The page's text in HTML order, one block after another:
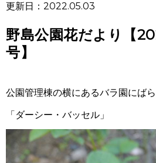
更新日：2022.05.03
野島公園花だより【
号】
公園管理棟の横にあるバラ園にば
「ダーシー・バッセル」